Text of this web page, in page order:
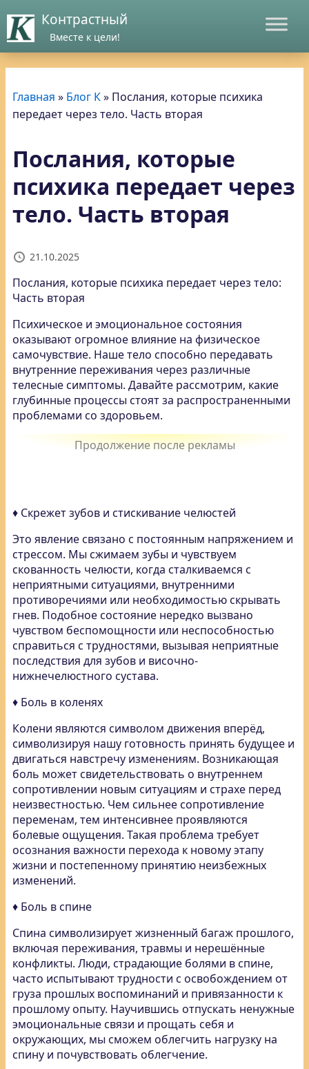
Контрастный
Вместе к цели!
Главная » Блог К» Послания, которые психика
передает через тело. Часть вторая
Послания, которые
психика передает через
тело. Часть вторая
21.10.2025
Послания, которые психика передает через тело:
Часть вторая
Психическое и эмоциональное состояния
оказывают огромное влияние на физическое
самочувствие. Наше тело способно передавать
внутренние переживания через различные
телесные симптомы. Давайте рассмотрим, какие
глубинные процессы стоят за распространенными
проблемами со здоровьем.
♦ Скрежет зубов и стискивание челюстей
Это явление связано с постоянным напряжением и
стрессом. Мы сжимаем зубы и чувствуем
скованность челюсти, когда сталкиваемся с
неприятными ситуациями, внутренними
противоречиями или необходимостью скрывать
гнев. Подобное состояние нередко вызвано
чувством беспомощности или неспособностью
справиться с трудностями, вызывая неприятные
последствия для зубов и височно-
нижнечелюстного сустава.
♦ Боль в коленях
Колени являются символом движения вперёд,
символизируя нашу готовность принять будущее и
двигаться навстречу изменениям. Возникающая
боль может свидетельствовать о внутреннем
сопротивлении новым ситуациям и страхе перед
неизвестностью. Чем сильнее сопротивление
переменам, тем интенсивнее проявляются
болевые ощущения. Такая проблема требует
осознания важности перехода к новому этапу
жизни и постепенному принятию неизбежных
изменений.
♦ Боль в спине
Спина символизирует жизненный багаж прошлого,
включая переживания, травмы и нерешённые
конфликты. Люди, страдающие болями в спине,
часто испытывают трудности с освобождением от
груза прошлых воспоминаний и привязанности к
прошлому опыту. Научившись отпускать ненужные
эмоциональные связи и прощать себя и
окружающих, мы сможем облегчить нагрузку на
спину и почувствовать облегчение.